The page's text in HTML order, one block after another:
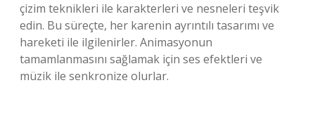
çizim teknikleri ile karakterleri ve nesneleri teşvik
edin. Bu süreçte, her karenin ayrıntılı tasarımı ve
hareketi ile ilgilenirler. Animasyonun
tamamlanmasını sağlamak için ses efektleri ve
müzik ile senkronize olurlar.